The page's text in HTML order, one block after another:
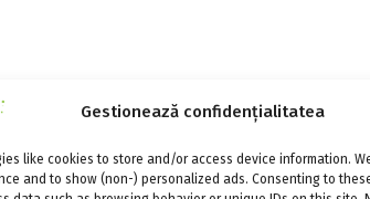
Gestionează confidențialitatea
like cookies to store and/or access device information.
and to show (non-) personalized ads. Consenting to